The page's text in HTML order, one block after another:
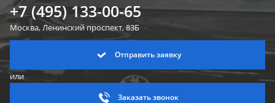
+7 (495) 133-00-65
Москва, Ленинскийпроспект, 83Б
Отправить заявку
или
Заказать звонок